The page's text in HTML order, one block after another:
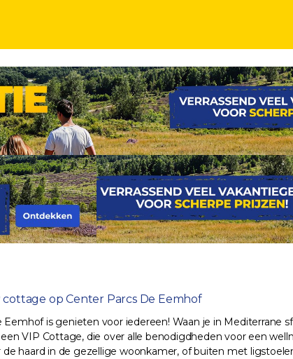
cottage op Center Parcs De Eemhof
is genieten voor iedereen! Waan je in Mediterrane
VIP Cottage, die over alle benodigdheden voor een
haard in de gezellige woonkamer, of buiten met